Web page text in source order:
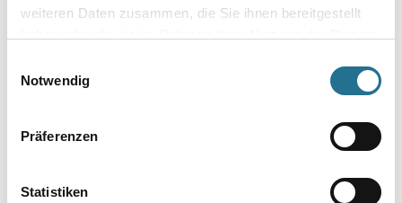
weiteren Daten zusammen, die Sie ihnen bereitgestellt
Notwendig
Präferenzen
Statistiken